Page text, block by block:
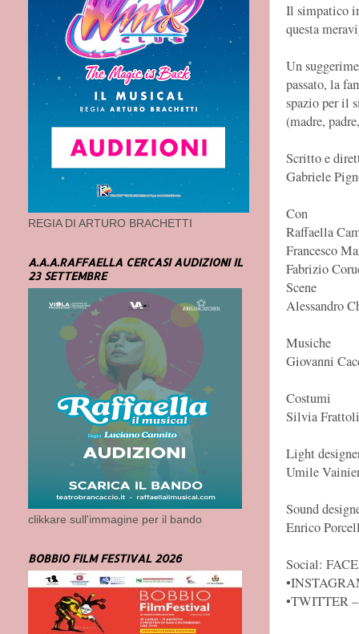
Il simpatico
questa
Un
passato, la
spazio per il
(madre,
Scritto e
Gabriele
Con
Raffaella
Francesco
Fabrizio
Scene
Alessandro
Musiche
Giovanni
Costumi
Silvia
Light
Umile
Sound
Enrico
Social:
•TWITTER
REGIA DI ARTURO BRACHETTI
A.A.A.RAFFAELLA CERCASI AUDIZIONI IL
23 SETTEMBRE
clikkare sull'immagine per il bando
BOBBIO FILM FESTIVAL 2026